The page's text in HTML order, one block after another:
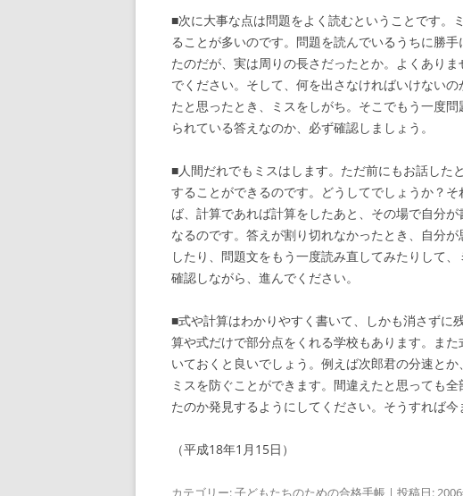
■次に大事な点は問題をよく読むということです。
ることが多いのです。問題を読んでいるうちに勝
たのだが、実は周りの長さだったとか。よくあり
でください。そして、何を出さなければいけない
たと思ったとき、ミスをしがち。そこでもう一度
られている答えなのか、必ず確認しましょう。
■人間だれでもミスはします。ただ前にもお話した
することができるのです。どうしてでしょうか？
ば、計算であれば計算をしたあと、その場で自分
なるのです。答えが割り切れなかったとき、自分
したり、問題文をもう一度読み直してみたりして
確認しながら、進んでください。
■式や計算はわかりやすく書いて、しかも消さずに
算や式だけで部分点をくれる学校もあります。ま
いておくと良いでしょう。例えば次郎君の分速と
ミスを防ぐことができます。間違えたと思っても
たのか発見するようにしてください。そうすれば
（平成18年1月15日）
カテゴリー:子どもたちのための合格手帳 | 投稿日: